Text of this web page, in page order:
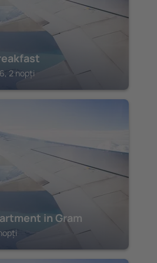
2 nopți
in Gram